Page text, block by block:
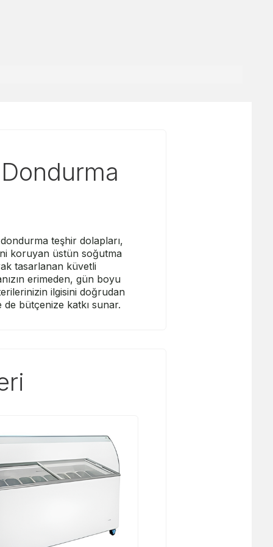
teşhir dolapları,
koruyan üstün soğutma
tasarlanan küvetli
erimeden, gün boyu
ilgisini doğrudan
bütçenize katkı sunar.